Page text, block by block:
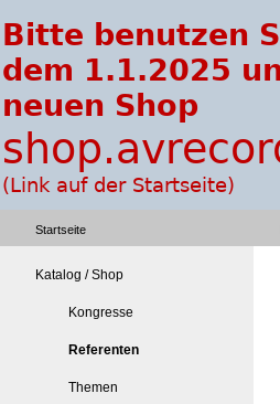
Startseite
Katalog / Shop
Kongresse
Referenten
Themen